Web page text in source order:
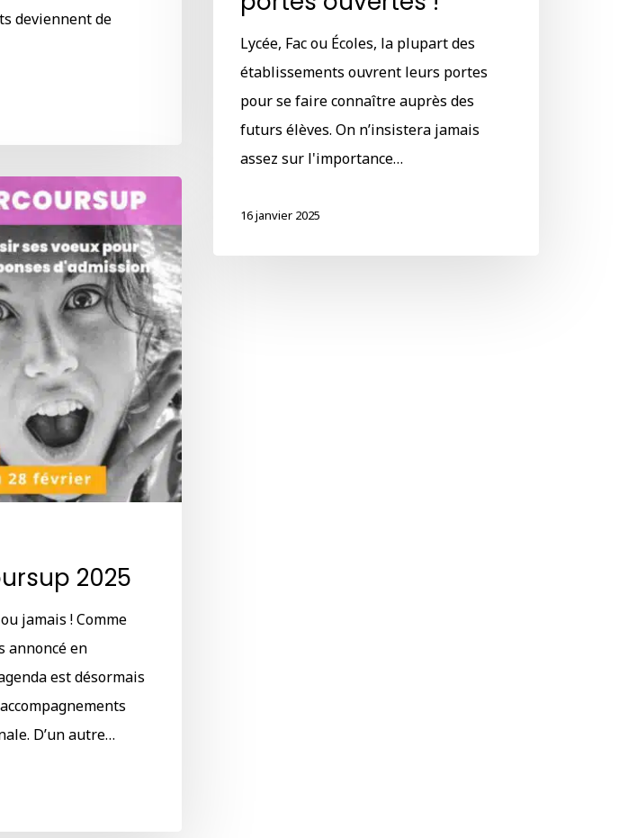
deviennent de
Lycée, Fac ou Écoles, la plupart des
établissements ouvrent leurs portes
pour se faire connaître auprès des
futurs élèves. On n’insistera jamais
assez sur l'importance…
16 janvier 2025
2025
jamais ! Comme
annoncé en
est désormais
D’un autre…